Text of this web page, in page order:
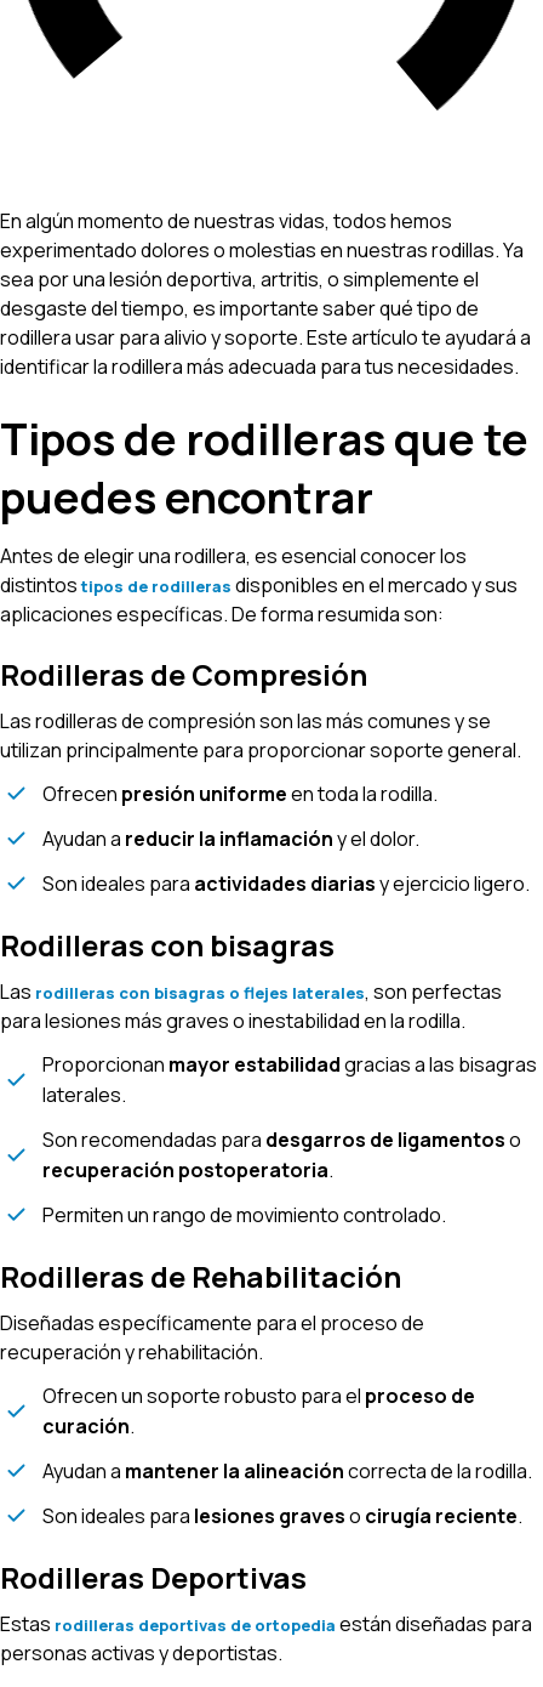
En algún momento de nuestras vidas, todos hemos
experimentado dolores o molestias en nuestras rodillas. Ya
sea por una lesión deportiva, artritis, o simplemente el
desgaste del tiempo, es importante saber qué tipo de
rodillera usar para alivio y soporte. Este artículo te ayudará a
identificar la rodillera más adecuada para tus necesidades.
Tipos de rodilleras que te
puedes encontrar
Antes de elegir una rodillera, es esencial conocer los
distintostipos de rodilleras disponibles en el mercado y sus
aplicaciones específicas. De forma resumida son:
Rodilleras de Compresión
Las rodilleras de compresión son las más comunes y se
utilizan principalmente para proporcionar soporte general.
Ofrecen presión uniformeen toda la rodilla.
Ayudan a reducir la inflamacióny el dolor.
Son ideales para actividades diariasy ejercicio ligero.
Rodilleras con bisagras
Las rodilleras con bisagras o flejes laterales, son perfectas
para lesiones más graves o inestabilidad en la rodilla.
Proporcionan mayor estabilidadgracias a las bisagras
laterales.
Son recomendadas para desgarros de ligamentoso
recuperación postoperatoria.
Permiten un rango de movimiento controlado.
Rodilleras de Rehabilitación
Diseñadas específicamente para el proceso de
recuperación y rehabilitación.
Ofrecen un soporte robusto para el proceso de
curación.
Ayudan a mantener la alineacióncorrecta de la rodilla.
Son ideales para lesiones graveso cirugía reciente.
Rodilleras Deportivas
Estas rodilleras deportivas de ortopedia están diseñadas para
personas activas y deportistas.